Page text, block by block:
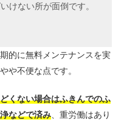
けない所が面倒です。
的に無料メンテナンスを実
や不便な点です。
くない場合はふきんでのふ
などで済み 、重労働はあり